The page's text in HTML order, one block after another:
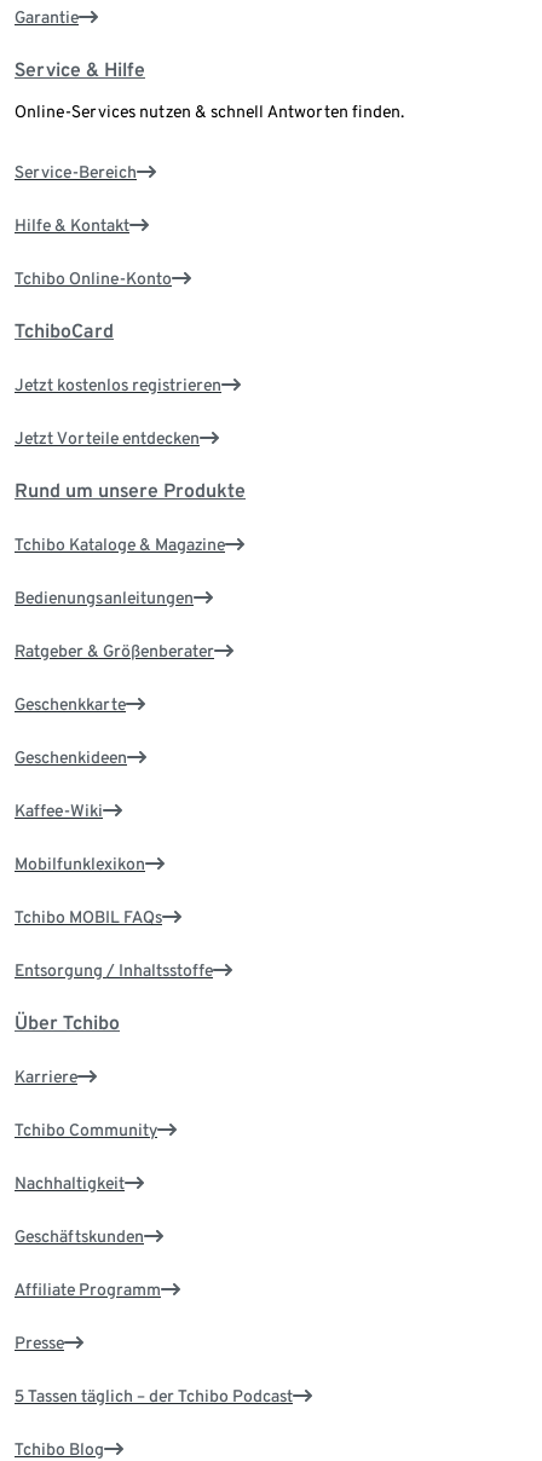
Garantie
Service & Hilfe
Online-Services nutzen & schnell Antworten finden.
Service-Bereich
Hilfe & Kontakt
Tchibo Online-Konto
TchiboCard
Jetzt kostenlos registrieren
Jetzt Vorteile entdecken
Rund um unsere Produkte
Tchibo Kataloge & Magazine
Bedienungsanleitungen
Ratgeber & Größenberater
Geschenkkarte
Geschenkideen
Kaffee-Wiki
Mobilfunklexikon
Tchibo MOBIL FAQs
Entsorgung / Inhaltsstoffe
Über Tchibo
Karriere
Tchibo Community
Nachhaltigkeit
Geschäftskunden
Affiliate Programm
Presse
5 Tassen täglich – der Tchibo Podcast
Tchibo Blog